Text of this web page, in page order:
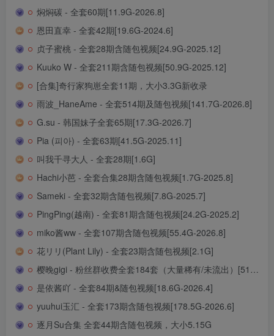
焖焖碳 - 全套60期[11.9G-2026.8]
恩田直幸 - 全套42期[19.6G-2024.6]
贞子蜜桃 - 全套28期含随包视频[24.9G-2025.12]
Kuuko W - 全套211期含随包视频[50.9G-2025.12]
[合集]奇行家狗崽全套11期，大小3.3G新收录
雨波_HaneAme - 全套514期及随包视频[141.7G-2026.8]
G.su - 韩国妹子全套65期[17.3G-2026.7]
Pia (피아) - 全套63期[41.5G-2025.11]
叫我千寻大人 - 全套28期[1.6G]
Hachi小芭 - 全套合集28期含随包视频[1.7G-2025.8]
Sameki - 全套32期含随包视频[7.8G-2025.7]
PingPing(越南) - 全套81期含随包视频[24.2G-2025.2]
miko酱ww - 全套107期含随包视频[55.4G-2026.8]
花リリ(Plant Lily) - 全套23期含随包视频[2.1G]
樱晚gigi - 粉丝群收费全套184套（大量稀有/未流出）[51.5G-2024.12]
是依酱吖 - 全套84期&随包视频[18.6G-2026.4]
yuuhui玉汇 - 全套173期含随包视频[178.5G-2026.6]
逐月Su合集 全套44期含随包视频，大小5.15G